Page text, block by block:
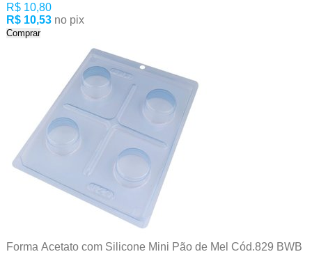
R$ 10,80
R$ 10,53
no pix
Comprar
Forma Acetato com Silicone Mini Pão de Mel Cód.829 BWB